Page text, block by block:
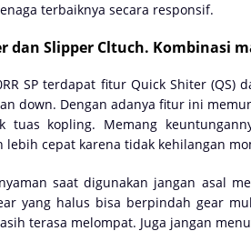
terbaiknya secara responsif.
dan Slipper Cltuch. Kombinasi
SP terdapat fitur Quick Shiter (QS)
down. Dengan adanya fitur ini
tuas kopling. Memang
lebih cepat karena tidak kehilangan
saat digunakan jangan asal
yang halus bisa berpindah gear
terasa melompat. Juga jangan